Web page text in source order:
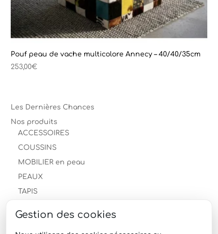
Pouf peau de vache multicolore Annecy – 40/40/35cm
253,00€
Les Dernières Chances
Nos produits
ACCESSOIRES
COUSSINS
MOBILIER en peau
PEAUX
TAPIS
Les Dernières Chances
Tapis en peau de mouton
Gestion des cookies